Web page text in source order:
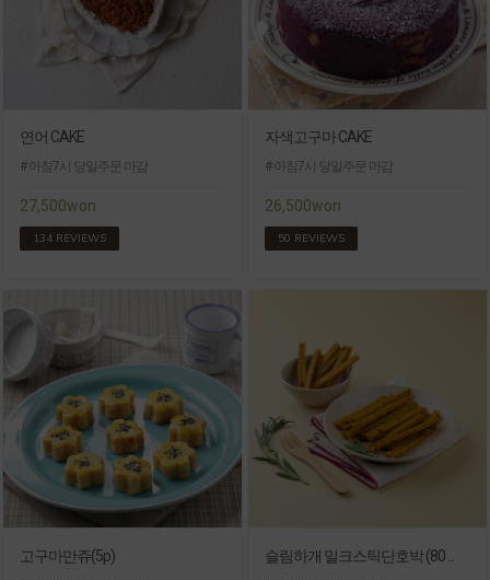
연어 CAKE
# 아침7시 당일주문 마감
27,500won
134 REVIEWS
자색고구마 CAKE
# 아침7시 당일주문 마감
26,500won
50 REVIEWS
고구마만쥬(5p) 슬림하개 밀크스틱단호박 (80 ...